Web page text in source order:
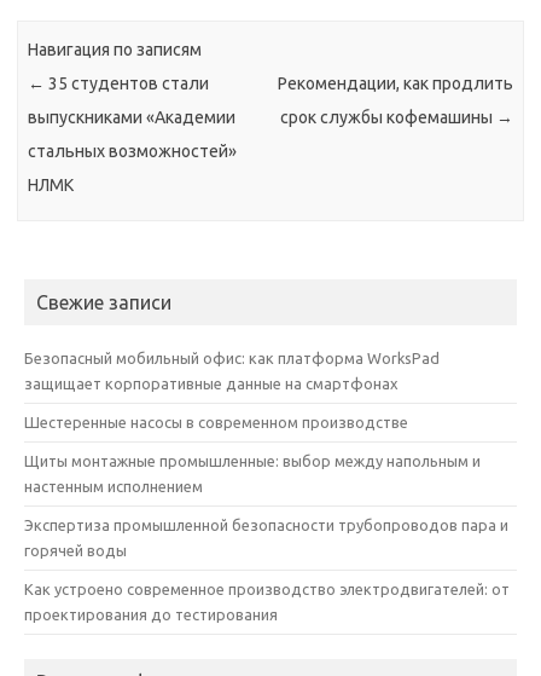
Навигация по записям
← 35 студентов стали
выпускниками «Академии
стальных возможностей»
НЛМК
Рекомендации, как продлить
срок службы кофемашины →
Свежие записи
Безопасный мобильный офис: как платформа WorksPad
защищает корпоративные данные на смартфонах
Шестеренные насосы в современном производстве
Щиты монтажные промышленные: выбор между напольным и
настенным исполнением
Экспертиза промышленной безопасности трубопроводов пара и
горячей воды
Как устроено современное производство электродвигателей: от
проектирования до тестирования